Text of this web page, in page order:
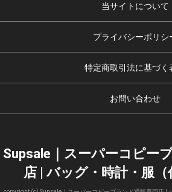
当サイトについて
プライバシーポリシ
特定商取引法に基づく
お問い合わせ
Supsale｜スーパーコピー
店 | バッグ・時計・服（